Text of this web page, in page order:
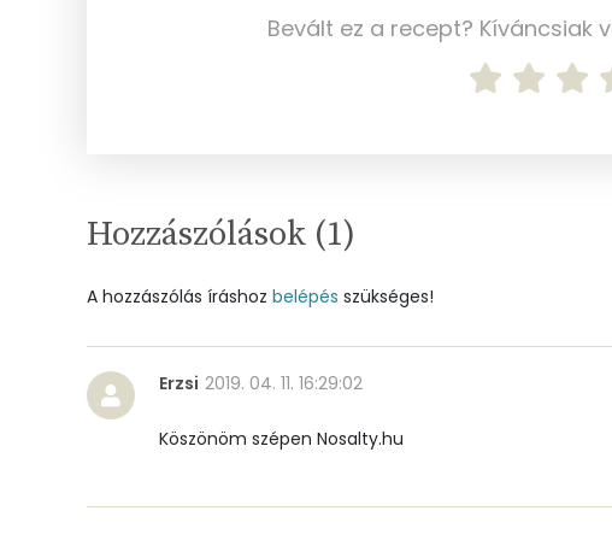
Nátrium
Réz
Szénhidrát
Bevált ez a recept? Kíváncsiak
Hozzászólások (1)
A hozzászólás íráshoz belépés szükséges!
Erzsi 2019. 04. 11. 16:29:02
Köszönöm szépen Nosalty.hu